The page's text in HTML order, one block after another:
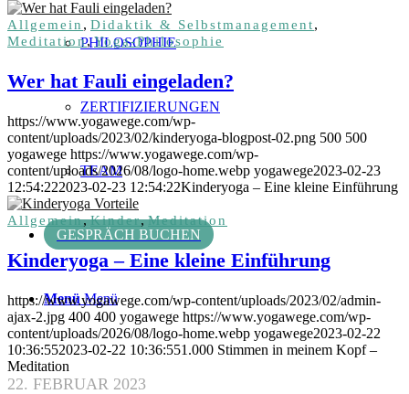
PHILOSOPHIE
ZERTIFIZIERUNGEN
TEAM
GESPRÄCH BUCHEN
Menü Menü
Allgemein , Didaktik & Selbstmanagement,
Meditation,Yoga-Philosophie
Wer hat Fauli eingeladen?
Allgemein,Kinder,Meditation
Kinderyoga – Eine kleine Einführung
https://www.yogawege.com/wp-
content/uploads/2023/02/kinderyoga-blogpost-02.png 500 500
yogawege https://www.yogawege.com/wp-
content/uploads/2026/08/logo-home.webp yogawege2023-02-23
12:54:222023-02-23 12:54:22Kinderyoga – Eine kleine Einführung
22. FEBRUAR 2023
https://www.yogawege.com/wp-content/uploads/2023/02/admin-
ajax-2.jpg 400 400 yogawege https://www.yogawege.com/wp-
content/uploads/2026/08/logo-home.webp yogawege2023-02-22
10:36:552023-02-22 10:36:551.000 Stimmen in meinem Kopf –
Meditation